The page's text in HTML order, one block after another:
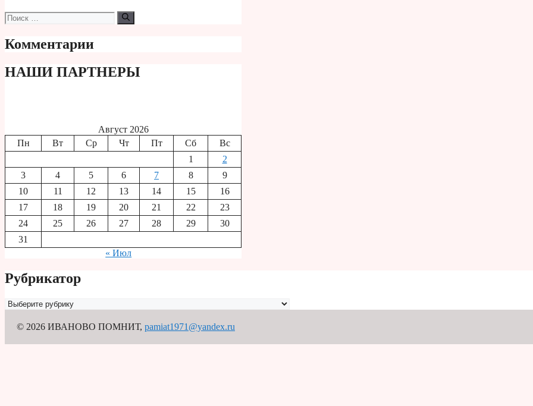
Поиск:
Комментарии
НАШИ ПАРТНЕРЫ
Август 2026
Пн
Вт Ср Чт Пт Сб
Вс
1
2
3
4 5 6 7 8
9
10
11 12 13 14 15
16
17
18 19 20 21 22
23
24
25 26 27 28 29
30
31
« Июл
Рубрикатор
Рубрикатор
© 2026 ИВАНОВО ПОМНИТ, pamiat1971@yandex.ru